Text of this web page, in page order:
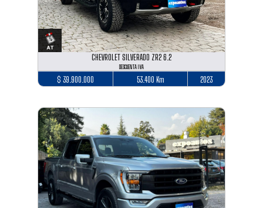
CHEVROLET SILVERADO ZR2 6.2
DESCUENTA IVA
$ 39.900.000 53.400 Km 2023